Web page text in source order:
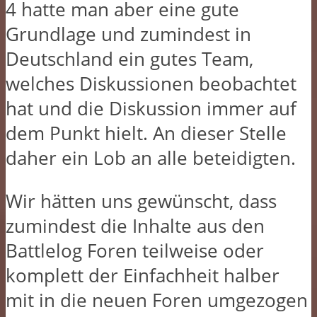
4 hatte man aber eine gute
Grundlage und zumindest in
Deutschland ein gutes Team,
welches Diskussionen beobachtet
hat und die Diskussion immer auf
dem Punkt hielt. An dieser Stelle
daher ein Lob an alle beteidigten.
Wir hätten uns gewünscht, dass
zumindest die Inhalte aus den
Battlelog Foren teilweise oder
komplett der Einfachheit halber
mit in die neuen Foren umgezogen